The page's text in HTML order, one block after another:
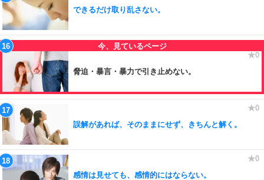
できるだけ取り乱さない。
脅迫・暴言・暴力で引き止めない。
誤解があれば、そのままにせず、きちんと解く。
感情は見せても、感情的にはならない。